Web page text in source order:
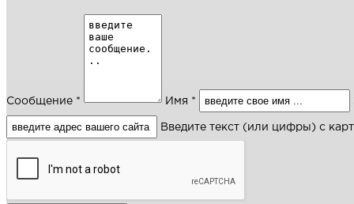
Сообщение * Имя *
Введите текст (или цифры) с